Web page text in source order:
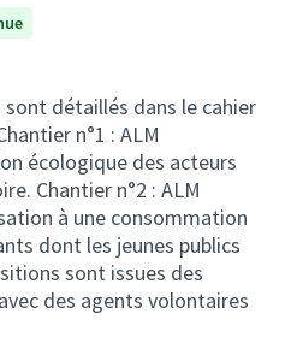
détaillés dans le cahier
n°1 : ALM
écologique des acteurs
Chantier n°2 : ALM
à une consommation
dont les jeunes publics
sont issues des
des agents volontaires